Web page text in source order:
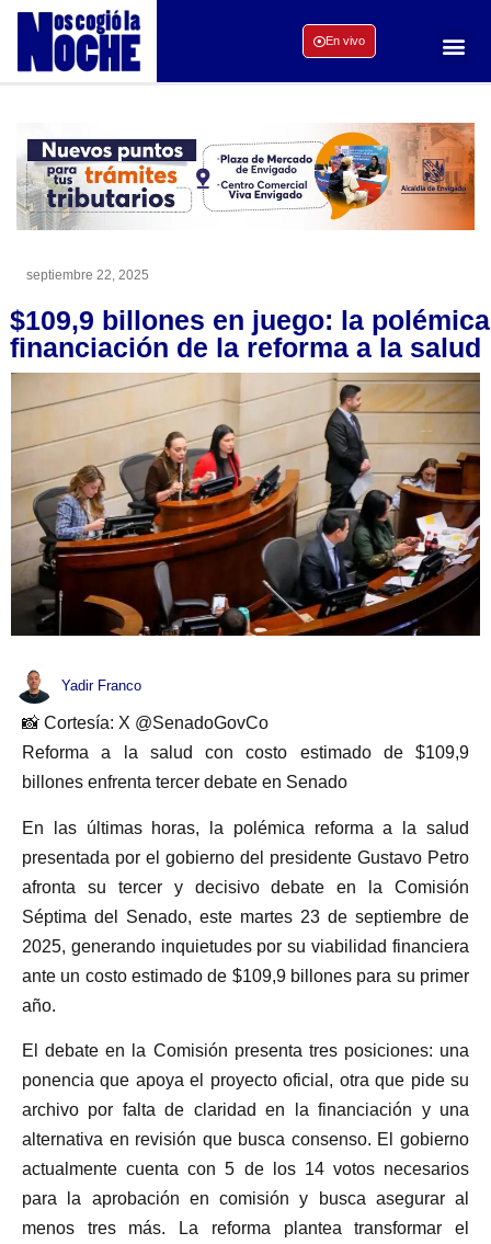
En vivo
septiembre 22, 2025
$109,9 billones en juego: la polémica
financiación de la reforma a la salud
Yadir Franco
📸 Cortesía: X @SenadoGovCo
Reforma a la salud con costo estimado de $109,9
billones enfrenta tercer debate en Senado
En las últimas horas, la polémica reforma a la salud
presentada por el gobierno del presidente Gustavo Petro
afronta su tercer y decisivo debate en la Comisión
Séptima del Senado, este martes 23 de septiembre de
2025, generando inquietudes por su viabilidad financiera
ante un costo estimado de $109,9 billones para su primer
año.
El debate en la Comisión presenta tres posiciones: una
ponencia que apoya el proyecto oficial, otra que pide su
archivo por falta de claridad en la financiación y una
alternativa en revisión que busca consenso. El gobierno
actualmente cuenta con 5 de los 14 votos necesarios
para la aprobación en comisión y busca asegurar al
menos tres más. La reforma plantea transformar el